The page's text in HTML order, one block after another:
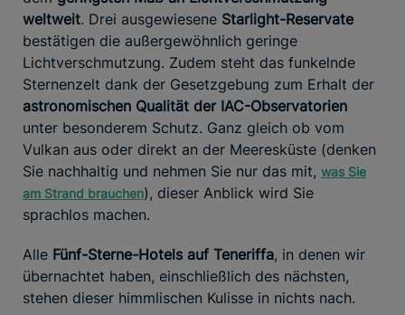
weltweit. Drei ausgewiesene Starlight-Reservate
bestätigen die außergewöhnlich geringe
Lichtverschmutzung. Zudem steht das funkelnde
Sternenzelt dank der Gesetzgebung zum Erhalt der
astronomischen Qualität der IAC-Observatorien
unter besonderem Schutz. Ganz gleich ob vom
Vulkan aus oder direkt an der Meeresküste (denken
Sie nachhaltig und nehmen Sie nur das mit, was Sie
am Strand brauchen), dieser Anblick wird Sie
sprachlos machen.
Alle Fünf-Sterne-Hotels auf Teneriffa, in denen wir
übernachtet haben, einschließlich des nächsten,
stehen dieser himmlischen Kulisse in nichts nach.